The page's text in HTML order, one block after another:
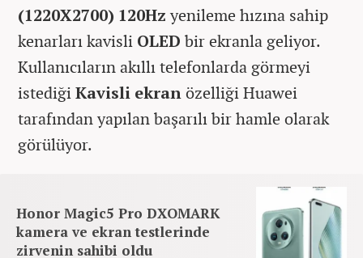
(1220X2700) 120Hzyenileme hızına sahip
kenarları kavisli OLED bir ekranla geliyor.
Kullanıcıların akıllı telefonlarda görmeyi
istediğiKavisli ekranözelliği Huawei
tarafından yapılan başarılı bir hamle olarak
görülüyor.
Honor Magic5 Pro DXOMARK
kamera ve ekran testlerinde
zirvenin sahibi oldu